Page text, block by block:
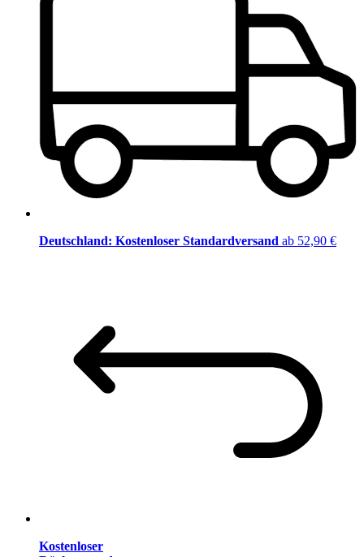
Deutschland: Kostenloser Standardversand ab 52,90 €
Kostenloser